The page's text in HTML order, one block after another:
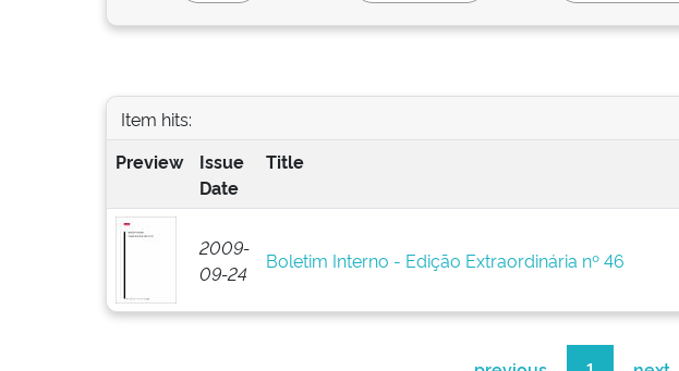
Item hits:
Preview
Issue
Date
Title
2009-
09-24
Boletim Interno - Edição Extraordinária nº 46